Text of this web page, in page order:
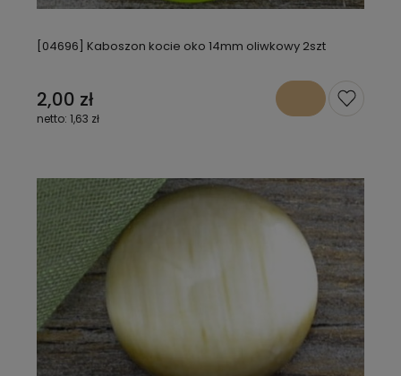
[04696] Kaboszon kocie oko 14mm oliwkowy 2szt
2,00 zł
1,63 zł